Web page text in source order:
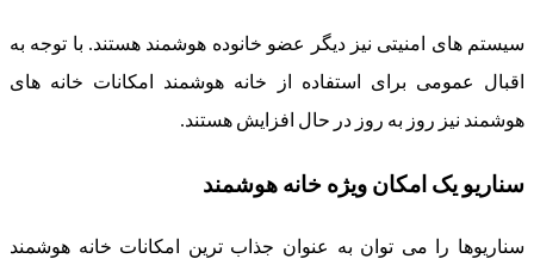
سیستم های امنیتی نیز دیگر عضو خانوده هوشمند هستند. با توجه به
اقبال عمومی برای استفاده از خانه هوشمند امکانات خانه های
هوشمند نیز روز به روز در حال افزایش هستند.
سناریو یک امکان ویژه خانه هوشمند
سناریوها را می توان به عنوان جذاب ترین امکانات خانه هوشمند